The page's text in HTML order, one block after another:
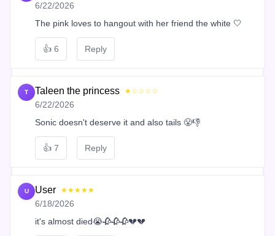
6/22/2026
The pink loves to hangout with her friend the white 🤍
👍 6 Reply
T Taleen the princess ★☆☆☆☆
6/22/2026
Sonic doesn't deserve it and also tails 😤👎
👍 7 Reply
U User ★★★★★
6/18/2026
it's almost died😭🥀🥀🥀💔💔